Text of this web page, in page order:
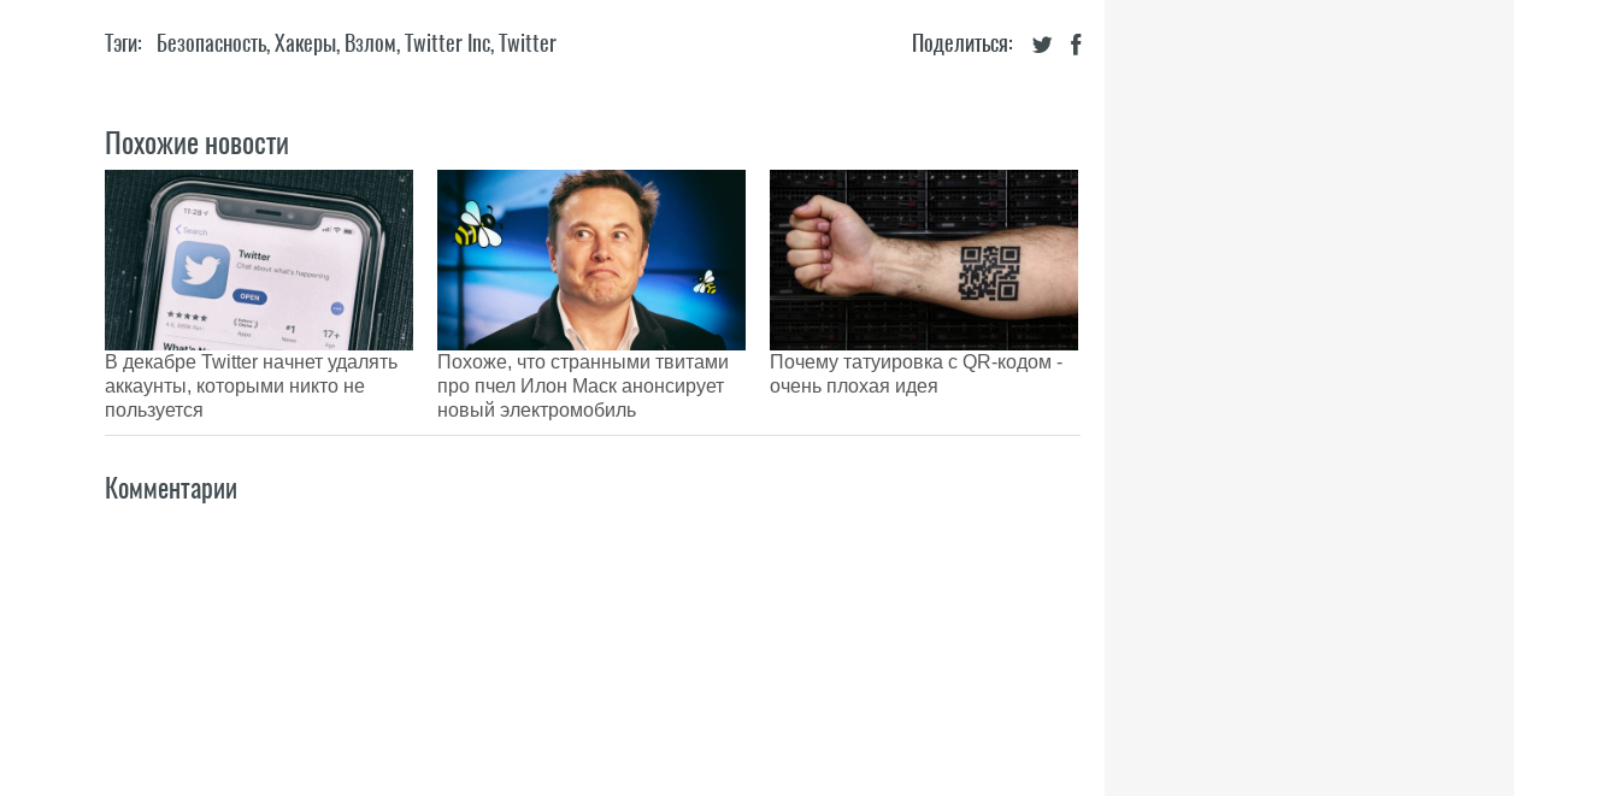
Поделиться:
Тэги: Безопасность,Хакеры, Взлом,Twitter Inc,Twitter
Похожие новости
В декабре Twitter начнет удалять
аккаунты, которыми никто не
пользуется
Похоже, что странными твитами
про пчел Илон Маск анонсирует
новый электромобиль
Почему татуировка с QR-кодом -
очень плохая идея
Комментарии